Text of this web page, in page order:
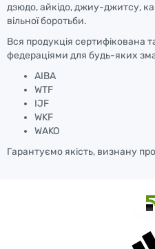
дзюдо, айкідо, джиу-джитсу,
вільної боротьби.
Вся продукція сертифікована
федераціями для будь-яких
AIBA
WTF
IJF
WKF
WAKO
Гарантуємо якість, визнану